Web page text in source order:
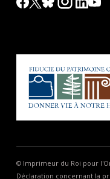
© Imprimeur du Roi pour
Déclaration concernant la